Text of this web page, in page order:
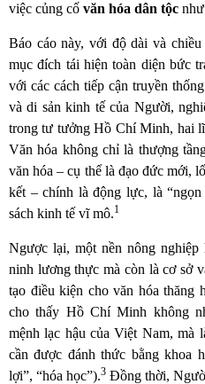
việc củng cố văn hóa dân tộc
Báo cáo này, với độ dài và
mục đích tái hiện toàn diện bức
với các cách tiếp cận truyền
và di sản kinh tế của Người,
trong tư tưởng Hồ Chí Minh, hai
Văn hóa không chỉ là thượng
văn hóa – cụ thể là đạo đức mới,
kết – chính là động lực, là
sách kinh tế vĩ mô.1
Ngược lại, một nền nông
ninh lương thực mà còn là cơ sở
tạo điều kiện cho văn hóa thăng
cho thấy Hồ Chí Minh không
mệnh lạc hậu của Việt Nam, mà
cần được đánh thức bằng khoa
lợi”, “hóa học”).3 Đồng thời,